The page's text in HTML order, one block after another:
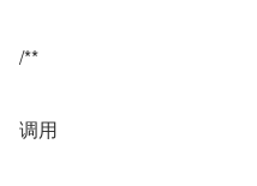
/**
调用